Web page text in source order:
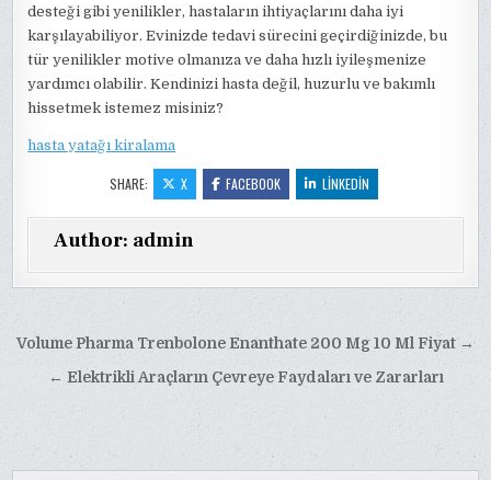
desteği gibi yenilikler, hastaların ihtiyaçlarını daha iyi
karşılayabiliyor. Evinizde tedavi sürecini geçirdiğinizde, bu
tür yenilikler motive olmanıza ve daha hızlı iyileşmenize
yardımcı olabilir. Kendinizi hasta değil, huzurlu ve bakımlı
hissetmek istemez misiniz?
hasta yatağı kiralama
SHARE: X FACEBOOK LINKEDIN
Author: admin
Yazı
gezinmesi
Volume Pharma Trenbolone Enanthate 200 Mg 10 Ml Fiyat →
← Elektrikli Araçların Çevreye Faydaları ve Zararları